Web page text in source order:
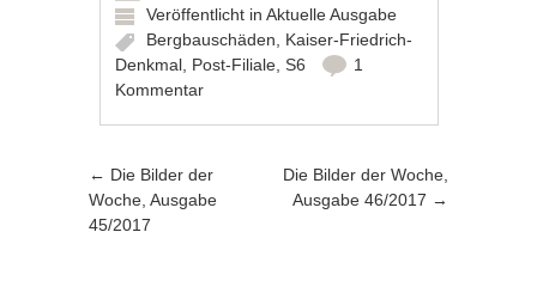
Veröffentlicht inAktuelle Ausgabe
Bergbauschäden
Kaiser-Friedrich-
Denkmal Post-Filiale ,S6
1
Kommentar
Artikel-Navigation
← Die Bilder der
Woche, Ausgabe
45/2017
Die Bilder der Woche,
Ausgabe 46/2017 →